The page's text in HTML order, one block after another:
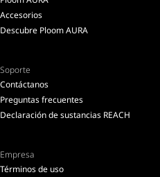
Accesorios
Descubre Ploom AURA
Soporte
Contáctanos
Preguntas frecuentes
Declaración de sustancias REACH
Empresa
Términos de uso